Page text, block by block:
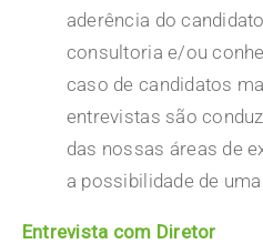
aderência do
consultoria e/ou
caso de candidatos
entrevistas são
das nossas áreas de
a possibilidade de
Entrevista com Diretor